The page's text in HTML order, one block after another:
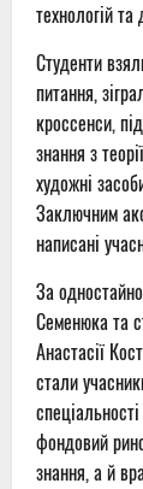
технологій
Студенти
питання,
кроссенси,
знання з
художні
Заключним
написані
За
Семенюка та
Анастасії
стали
фондовий
знання, а й